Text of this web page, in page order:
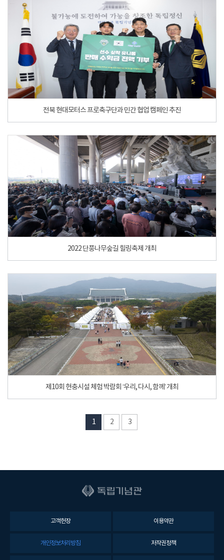
전북 현대모터스 프로축구단과 민간 협업 캠페인 추진
2022 단풍나무숲길 힐링축제 개최
제10회 현충시설 체험 박람회 ‘우리, 다시, 함께’ 개최
1 2 3
고객헌장 이용약관
개인정보처리방침 저작권정책